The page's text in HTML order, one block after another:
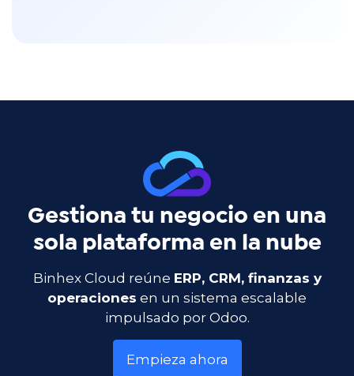
Gestiona tu negocio en una
sola plataforma en la nube
Binhex Cloud reúne ERP, CRM, finanzas y
operaciones en un sistema escalable
impulsado por Odoo.
Empieza ahora